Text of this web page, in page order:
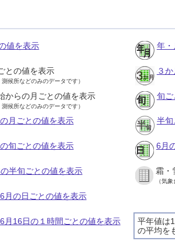
値を表示 年・
との値を表示
測候所などのみのデータです）
３
からの月ごとの値を表示
測候所などのみのデータです）
旬ご
月ごとの値を表示 半旬
旬ごとの値を表示 6月
半旬ごとの値を表示 霜・
（気
月の日ごとの値を表示
平年値は
の平均を
月16日の１時間ごとの値を表示